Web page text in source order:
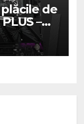
plăcile de
–
nivel